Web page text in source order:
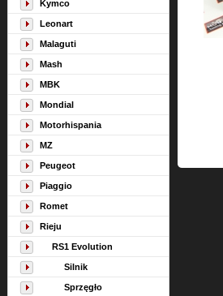
Kymco
Leonart
Malaguti
Mash
MBK
Mondial
Motorhispania
MZ
Peugeot
Piaggio
Romet
Rieju
RS1 Evolution
Silnik
Sprzęgło